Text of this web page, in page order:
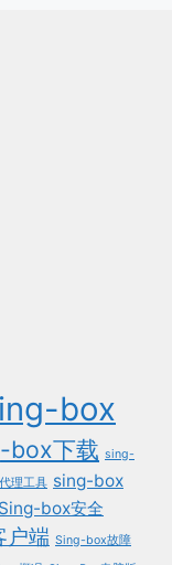
box
box下载 sing-
理工具 sing-box
Sing-box安全
户端 Sing-box故障